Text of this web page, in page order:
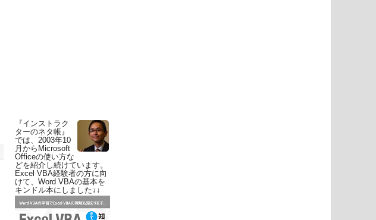
『インストラク
ターのネタ帳』
では、2003年10
月からMicrosoft
Officeの使い方な
どを紹介し続けています。
Excel VBA経験者の方に向
けて、Word VBAの基本を
キンドル本にしました↓↓